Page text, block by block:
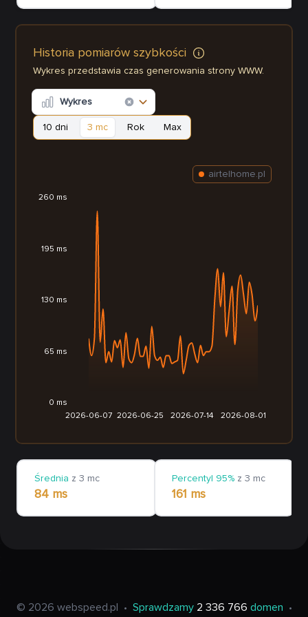
Historia pomiarów szybkości
Wykres przedstawia czas generowania strony WWW.
Wykres
10 dni 3 mc Rok Max
2026-06-07 2026-06-25 2026-07-14 2026-08-01
0 ms
65 ms
130 ms
195 ms
260 ms
airtelhome.pl
Średnia z 3 mc
84 ms
Percentyl 95% z 3 mc
161 ms
© 2026 webspeed.pl • Sprawdzamy 2 336 766 domen •